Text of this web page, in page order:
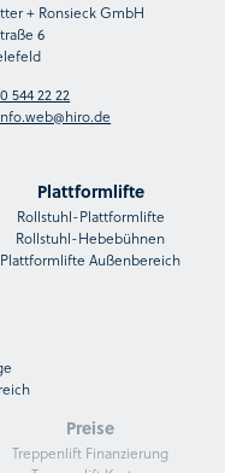
+ Ronsieck GmbH
6
544 22 22
Plattformlifte
Rollstuhl-Plattformlifte
Rollstuhl-Hebebühnen
Plattformlifte Außenbereich
Preise
Treppenlift Finanzierung